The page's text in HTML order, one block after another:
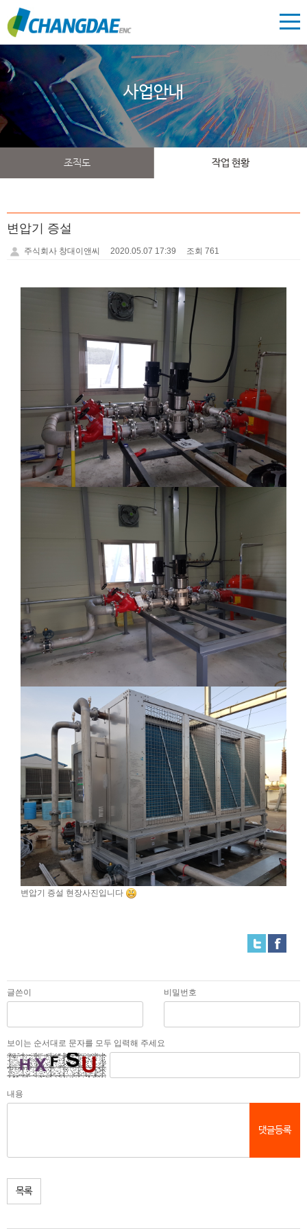
사업안내
조직도 작업 현황
변압기 증설
주식회사 창대이앤씨 2020.05.07 17:39 조회 761
변압기 증설 현장사진입니다
글쓴이 비밀번호
보이는 순서대로 문자를 모두 입력해 주세요
내용
댓글등록
목록